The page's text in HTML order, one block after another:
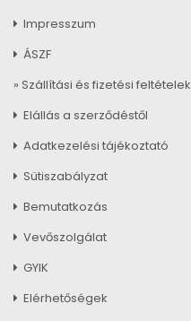
Impresszum
ÁSZF
» Szállítási és fizetési feltételek
Elállás a szerződéstől
Adatkezelési tájékoztató
Sütiszabályzat
Bemutatkozás
Vevőszolgálat
GYIK
Elérhetőségek